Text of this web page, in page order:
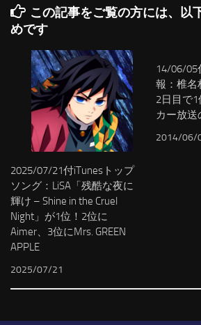
この記事をご覧の方には、以
めです
2025/07/21付iTunesトップ
ソング：LiSA「残酷な夜に
輝け – Shine in the Cruel
Night」が1位！2位に
Aimer、3位にMrs. GREEN
APPLE
2025/07/21
14/06/05
報：椎名
2日目で1
カー放
2014/06/